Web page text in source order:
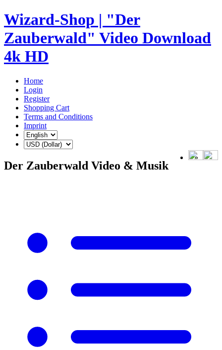
Wizard-Shop | "Der
Zauberwald" Video Download
4k HD
Home
Login
Register
Shopping Cart
Terms and Conditions
Imprint
Der Zauberwald Video & Musik